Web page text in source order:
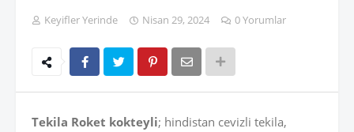
Keyifler Yerinde Nisan 29, 2024 0 Yorumlar
Tekila Roket kokteyli; hindistan cevizli tekila,